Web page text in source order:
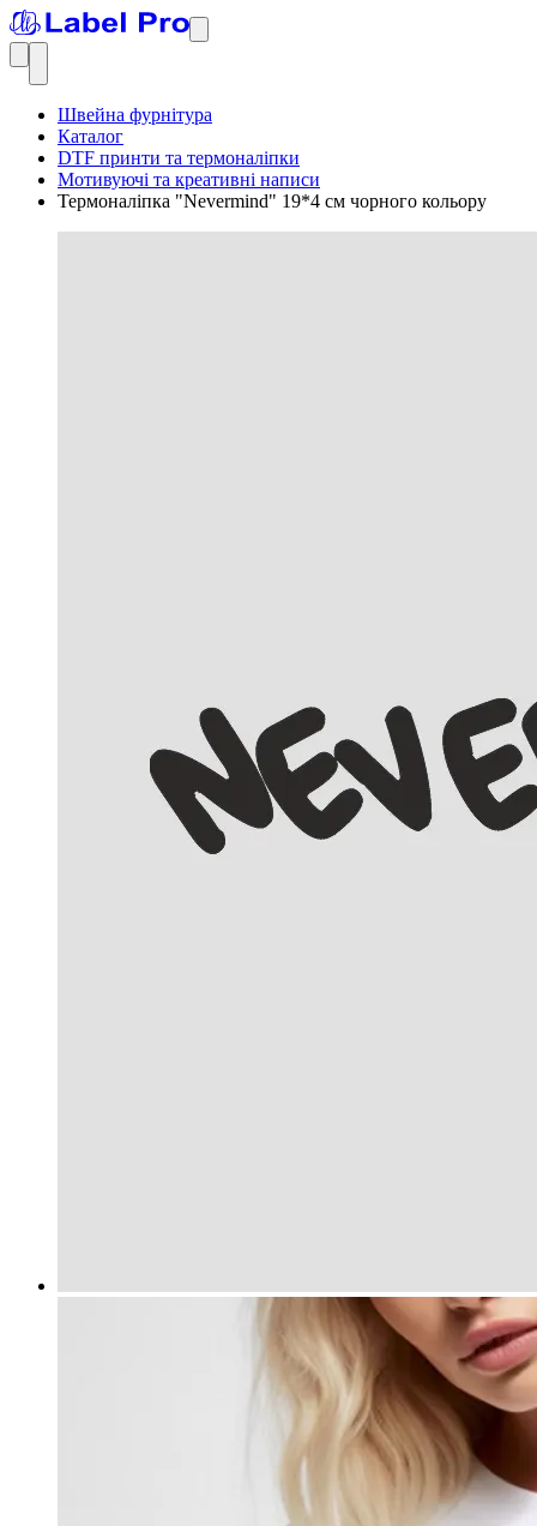
Швейна фурнітура
Каталог
DTF принти та термоналіпки
Мотивуючі та креативні написи
Термоналіпка "Nevermind" 19*4 см чорного кольору